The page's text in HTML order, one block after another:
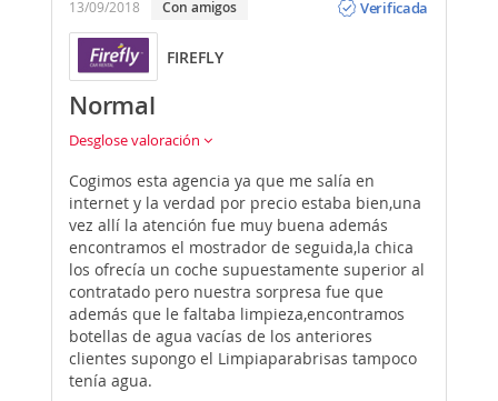
13/09/2018 Con amigos
Verificada
FIREFLY
Normal
Desglose valoración
Cogimos esta agencia ya que me salía en
internet y la verdad por precio estaba bien,una
vez allí la atención fue muy buena además
encontramos el mostrador de seguida,la chica
los ofrecía un coche supuestamente superior al
contratado pero nuestra sorpresa fue que
además que le faltaba limpieza,encontramos
botellas de agua vacías de los anteriores
clientes supongo el Limpiaparabrisas tampoco
tenía agua.